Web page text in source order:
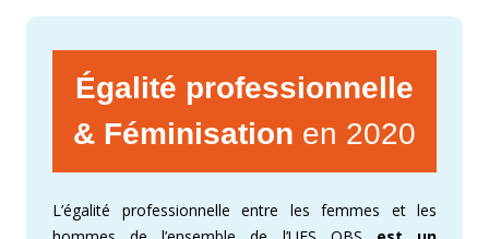
Égalité professionnelle
& Féminisation en 2020
L’égalité professionnelle entre les femmes et les